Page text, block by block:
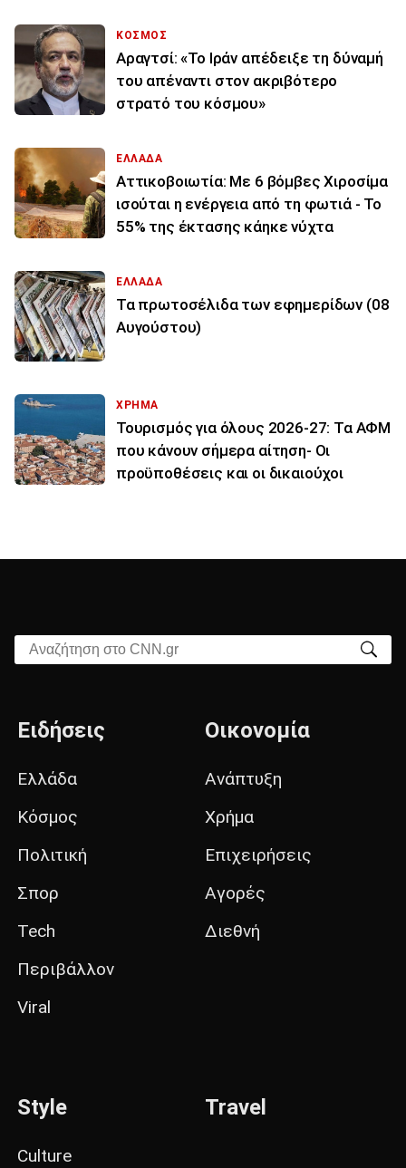
ΚΟΣΜΟΣ
Αραγτσί: «Το Ιράν απέδειξε τη δύναμή
του απέναντι στον ακριβότερο
στρατό του κόσμου»
ΕΛΛΑΔΑ
Αττικοβοιωτία: Με 6 βόμβες Χιροσίμα
ισούται η ενέργεια από τη φωτιά - Το
55% της έκτασης κάηκε νύχτα
ΕΛΛΑΔΑ
Τα πρωτοσέλιδα των εφημερίδων (08
Αυγούστου)
ΧΡΗΜΑ
Τουρισμός για όλους 2026-27: Τα ΑΦΜ
που κάνουν σήμερα αίτηση- Οι
προϋποθέσεις και οι δικαιούχοι
Αναζήτηση στο CNN.gr
Ειδήσεις
Ελλάδα
Κόσμος
Πολιτική
Σπορ
Tech
Περιβάλλον
Viral
Οικονομία
Ανάπτυξη
Χρήμα
Επιχειρήσεις
Αγορές
Διεθνή
Style
Culture
Travel